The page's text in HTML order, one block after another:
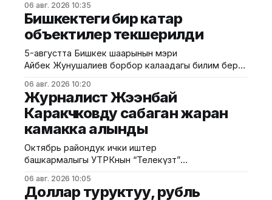
Түркия Республикасынын аквамаданият боюнча
инженери Эрдем Фарух менен жолугушту.
Агенттикттин маалыматына ылайык, жолугушууда
циклди камтыган аквамаданият кластерин түзүү
боюнча инвестициялык долбоор сунушталды.
Долбоордун алкагында балык өстүрүү, тоют
өндүрүү, продукцияны
06 авг. 2026 10:35
Бишкектеги бир катар
объектилер текшерилди
5-августта Бишкек шаарынын мэри
Айбек Жунушалиев борбор калаадагы билим берүү
инфраструктурасынын объектилерин кыдыруу
аркылуу алардын курулуш жана оңдоо иштеринин
жүрүшүн жеринен текшерди. Бул тууралуу Бишкек
шаардык мэриясынан билдиришти. Маалыматка
караганда, алгачкы текшерилген объект №57
жалпы орто билим берүү мектеби болду. Бул
жерде Капиталдык курулуш башкармалыгы
06 авг. 2026 10:20
Журналист Жээнбай
Каракүчүковду сабаган жаран
камакка алынды
Октябрь райондук ички иштер
башкармалыгы УТРКнын “Телекүзөт”
Каракүчүковго кол салууга шектелген жаранды
кармаганын билдирди. Маалыматка ылайык, окуя
06 авг. 2026 10:05
Доллар туруктуу, рубль